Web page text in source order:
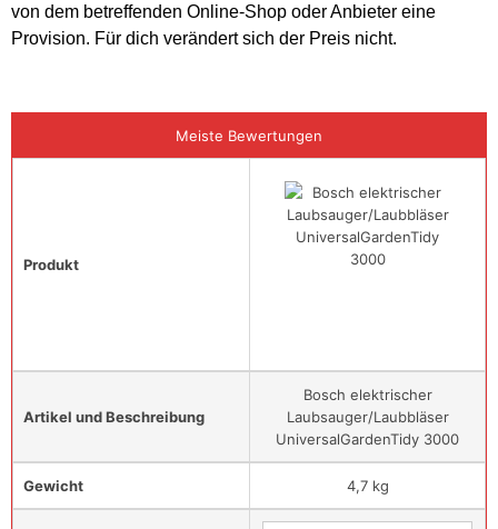
von dem betreffenden Online-Shop oder Anbieter eine
Provision. Für dich verändert sich der Preis nicht.
Meiste Bewertungen
Produkt
Artikel und Beschreibung
Bosch elektrischer
Laubsauger/Laubbläser
UniversalGardenTidy 3000
Gewicht 4,7 kg